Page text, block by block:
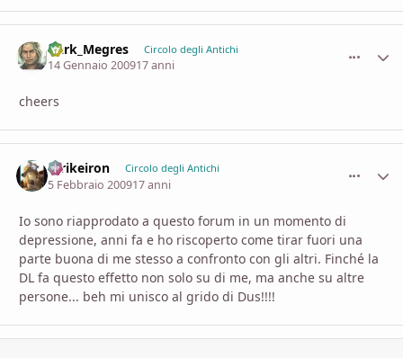
Dark_Megres Circolo degli Antichi
14 Gennaio 200917 anni
cheers
Strikeiron Circolo degli Antichi
5 Febbraio 200917 anni
Io sono riapprodato a questo forum in un momento di
depressione, anni fa e ho riscoperto come tirar fuori una
parte buona di me stesso a confronto con gli altri. Finché la
DL fa questo effetto non solo su di me, ma anche su altre
persone... beh mi unisco al grido di Dus!!!!